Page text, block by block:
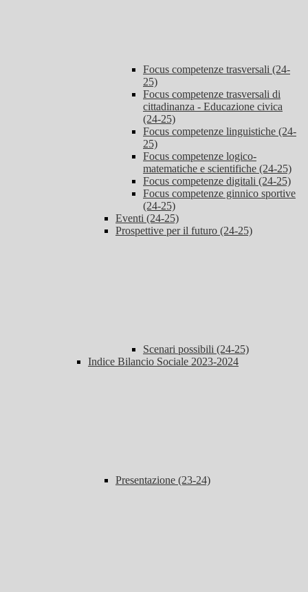
Focus competenze trasversali (24-
25)
Focus competenze trasversali di
cittadinanza - Educazione civica
(24-25)
Focus competenze linguistiche (24-
25)
Focus competenze logico-
matematiche e scientifiche (24-25)
Focus competenze digitali (24-25)
Focus competenze ginnico sportive
(24-25)
Eventi (24-25)
Prospettive per il futuro (24-25)
Scenari possibili (24-25)
Indice Bilancio Sociale 2023-2024
Presentazione (23-24)